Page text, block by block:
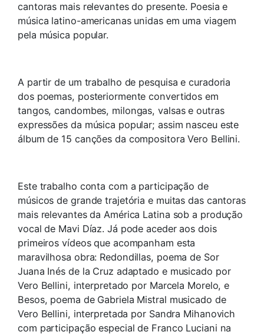
cantoras mais relevantes do presente. Poesia e
música latino-americanas unidas em uma viagem
pela música popular.
A partir de um trabalho de pesquisa e curadoria
dos poemas, posteriormente convertidos em
tangos, candombes, milongas, valsas e outras
expressões da música popular; assim nasceu este
álbum de 15 canções da compositora Vero Bellini.
Este trabalho conta com a participação de
músicos de grande trajetória e muitas das cantoras
mais relevantes da América Latina sob a produção
vocal de Mavi Díaz. Já pode aceder aos dois
primeiros vídeos que acompanham esta
maravilhosa obra: Redondillas, poema de Sor
Juana Inés de la Cruz adaptado e musicado por
Vero Bellini, interpretado por Marcela Morelo, e
Besos, poema de Gabriela Mistral musicado de
Vero Bellini, interpretada por Sandra Mihanovich
com participação especial de Franco Luciani na